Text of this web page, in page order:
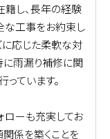
籍し、長年の経験
な工事をお約束し
に応じた柔軟な対
に雨漏り補修に関
ています。
ローも充実してお
係を築くことを